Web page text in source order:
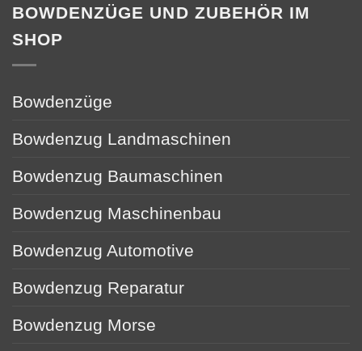
BOWDENZÜGE UND ZUBEHÖR IM
SHOP
Bowdenzüge
Bowdenzug Landmaschinen
Bowdenzug Baumaschinen
Bowdenzug Maschinenbau
Bowdenzug Automotive
Bowdenzug Reparatur
Bowdenzug Morse